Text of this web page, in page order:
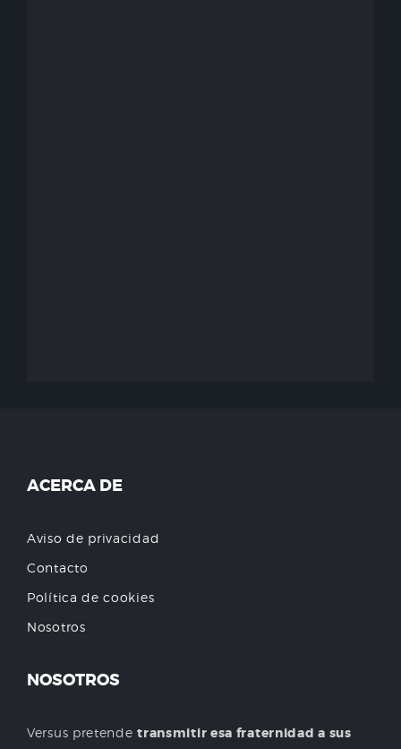
ACERCA DE
Aviso de privacidad
Contacto
Política de cookies
Nosotros
NOSOTROS
Versus pretendetransmitir esa fraternidad a sus